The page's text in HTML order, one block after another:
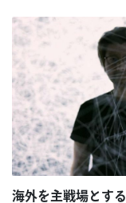
海外を主戦場とす